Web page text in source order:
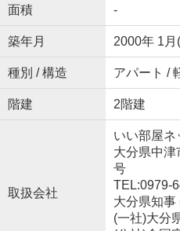
面積 -
築年月 2000年 1月
種別 / 構造 アパート /
階建 2階建
取扱会社
いい部屋
大分県中津
号
TEL:0979-
大分県知事
(一社)大分